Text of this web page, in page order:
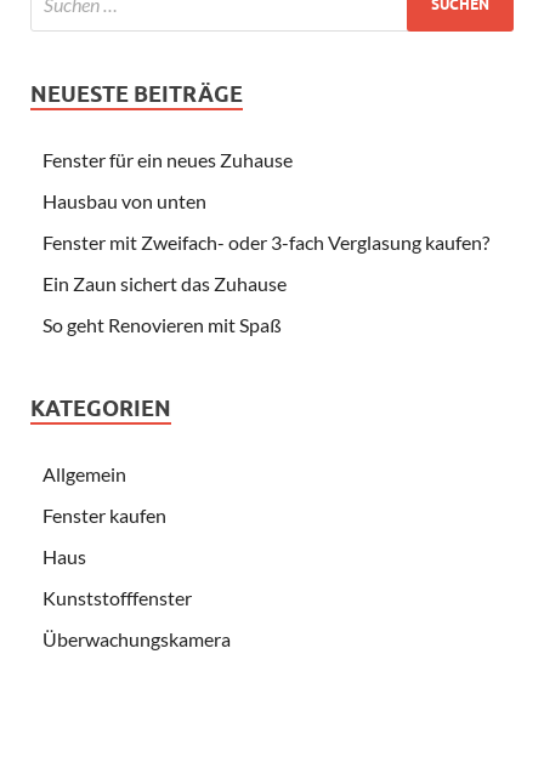
NEUESTE BEITRÄGE
Fenster für ein neues Zuhause
Hausbau von unten
Fenster mit Zweifach- oder 3-fach Verglasung kaufen?
Ein Zaun sichert das Zuhause
So geht Renovieren mit Spaß
KATEGORIEN
Allgemein
Fenster kaufen
Haus
Kunststofffenster
Überwachungskamera